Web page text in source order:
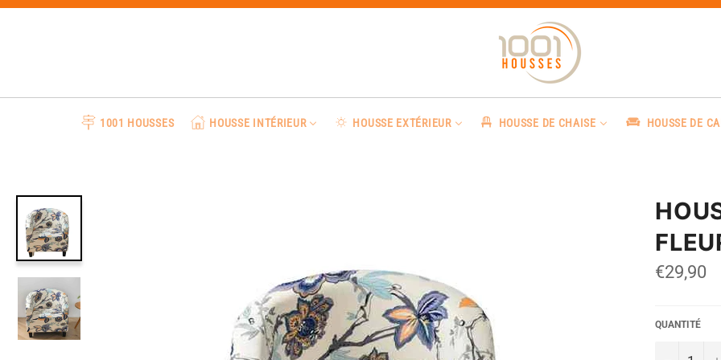
Passer
1001 HOUSSES HOUSSE INTÉRIEUR HOUSSE EXTÉRIEUR HOUSSE DE CHAISE HOUSSE DE
Prix
régulier
€29,90
QUANTITÉ